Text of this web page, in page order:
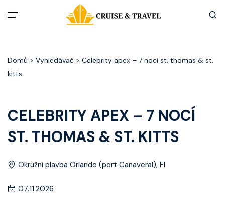
Akční nabídky
Zážitky z plaveb
Domů > Vyhledávač > Celebrity apex – 7 nocí st. thomas & st.
kitts
CELEBRITY APEX – 7 NOCÍ
ST. THOMAS & ST. KITTS
Okružní plavba Orlando (port Canaveral), Fl
07.11.2026